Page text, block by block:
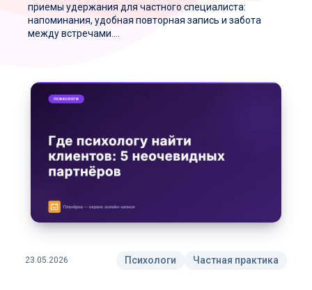
приемы удержания для частного специалиста:
напоминания, удобная повторная запись и забота
между встречами....
Где
психологу
клиентов:
неочевидных
частной
23.05.2026 Психологи Частная практика